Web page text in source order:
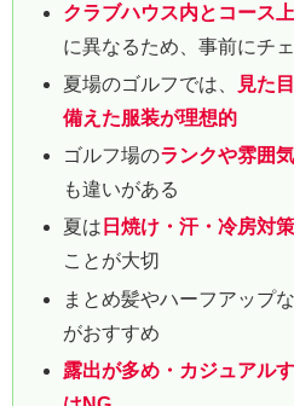
クラブハウス内とコース上
に異なるため、事前にチ
夏場のゴルフでは、
見た
備えた服装が理想的
ゴルフ場のランクや雰囲気
も違いがある
夏は 日焼け・汗・冷房対
ことが大切
まとめ髪やハーフアップな
がおすすめ
露出が多め・カジュアル